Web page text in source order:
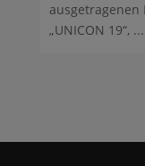
ausgetragenen
„UNICON 19“, ...